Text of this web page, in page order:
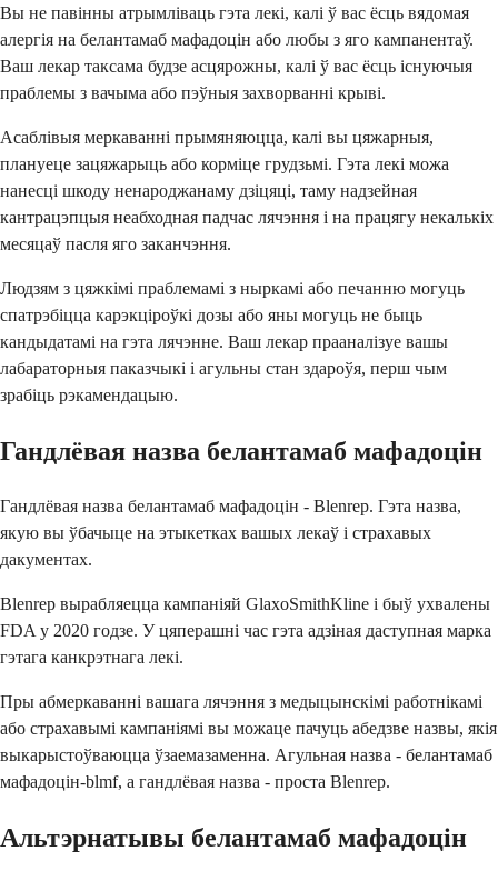
Вы не павінны атрымліваць гэта лекі, калі ў вас ёсць вядомая
алергія на белантамаб мафадоцін або любы з яго кампанентаў.
Ваш лекар таксама будзе асцярожны, калі ў вас ёсць існуючыя
праблемы з вачыма або пэўныя захворванні крыві.
Асаблівыя меркаванні прымяняюцца, калі вы цяжарныя,
плануеце зацяжарыць або корміце грудзьмі. Гэта лекі можа
нанесці шкоду ненароджанаму дзіцяці, таму надзейная
кантрацэпцыя неабходная падчас лячэння і на працягу некалькіх
месяцаў пасля яго заканчэння.
Людзям з цяжкімі праблемамі з ныркамі або печанню могуць
спатрэбіцца карэкціроўкі дозы або яны могуць не быць
кандыдатамі на гэта лячэнне. Ваш лекар прааналізуе вашы
лабараторныя паказчыкі і агульны стан здароўя, перш чым
зрабіць рэкамендацыю.
Гандлёвая назва белантамаб мафадоцін
Гандлёвая назва белантамаб мафадоцін - Blenrep. Гэта назва,
якую вы ўбачыце на этыкетках вашых лекаў і страхавых
дакументах.
Blenrep вырабляецца кампаніяй GlaxoSmithKline і быў ухвалены
FDA у 2020 годзе. У цяперашні час гэта адзіная даступная марка
гэтага канкрэтнага лекі.
Пры абмеркаванні вашага лячэння з медыцынскімі работнікамі
або страхавымі кампаніямі вы можаце пачуць абедзве назвы, якія
выкарыстоўваюцца ўзаемазаменна. Агульная назва - белантамаб
мафадоцін-blmf, а гандлёвая назва - проста Blenrep.
Альтэрнатывы белантамаб мафадоцін